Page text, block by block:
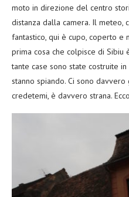
moto in direzione del centro
distanza dalla camera. Il meteo,
fantastico, qui è cupo, coperto e
prima cosa che colpisce di Sibiu
tante case sono state costruite
stanno spiando. Ci sono
credetemi, è davvero strana.